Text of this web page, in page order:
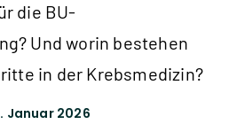
die BU-
Und worin bestehen
in der Krebsmedizin?
Januar 2026